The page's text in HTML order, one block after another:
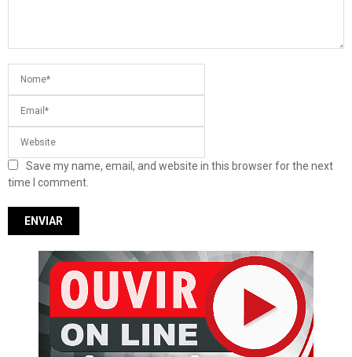
Save my name, email, and website in this browser for the next
time I comment.